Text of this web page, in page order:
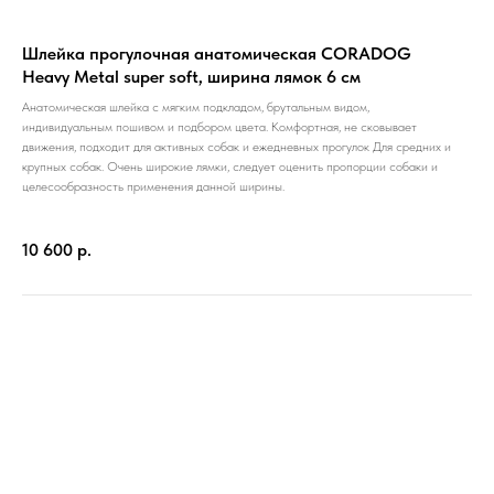
Шлейка прогулочная анатомическая CORADOG
Heavy Metal super soft, ширина лямок 6 см
Анатомическая шлейка с мягким подкладом, брутальным видом,
индивидуальным пошивом и подбором цвета. Комфортная, не сковывает
движения, подходит для активных собак и ежедневных прогулок Для средних и
крупных собак. Очень широкие лямки, следует оценить пропорции собаки и
целесообразность применения данной ширины.
10 600 р.